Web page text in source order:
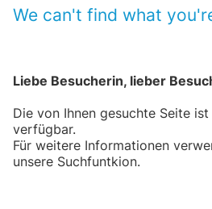
We can't find what
Liebe Besucherin, lieber
Die von Ihnen gesuchte Seite
verfügbar.
Für weitere Informationen
unsere Suchfuntkion.